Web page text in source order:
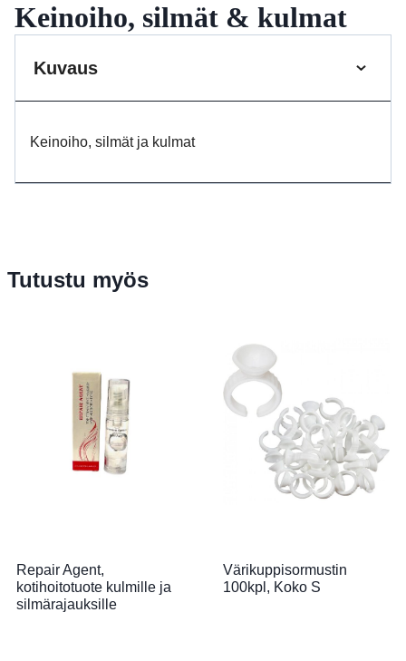
Keinoiho, silmät & kulmat
Kuvaus
Keinoiho, silmät ja kulmat
Tutustu myös
Repair Agent,
kotihoitotuote kulmille ja
silmärajauksille
Värikuppisormustin
100kpl, Koko S